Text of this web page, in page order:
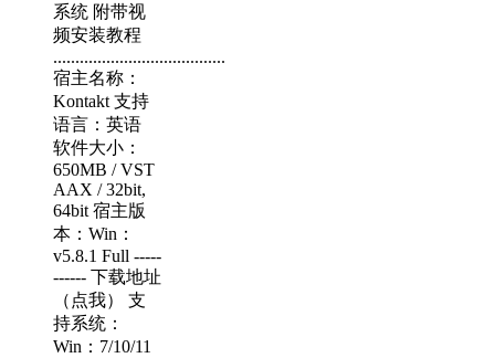
系统 附带视
频安装教程
.......................................
宿主名称：
Kontakt 支持
语言：英语
软件大小：
650MB / VST
AAX / 32bit,
64bit 宿主版
本：Win：
v5.8.1 Full -----
------ 下载地址
（点我） 支
持系统：
Win：7/10/11